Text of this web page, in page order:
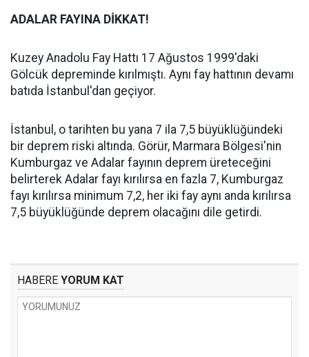
ADALAR FAYINA DİKKAT!
Kuzey Anadolu Fay Hattı 17 Ağustos 1999'daki
Gölcük depreminde kırılmıştı. Aynı fay hattının devamı
batıda İstanbul'dan geçiyor.
İstanbul, o tarihten bu yana 7 ila 7,5 büyüklüğündeki
bir deprem riski altında. Görür, Marmara Bölgesi'nin
Kumburgaz ve Adalar fayının deprem üreteceğini
belirterek Adalar fayı kırılırsa en fazla 7, Kumburgaz
fayı kırılırsa minimum 7,2, her iki fay aynı anda kırılırsa
7,5 büyüklüğünde deprem olacağını dile getirdi.
HABERE YORUM KAT